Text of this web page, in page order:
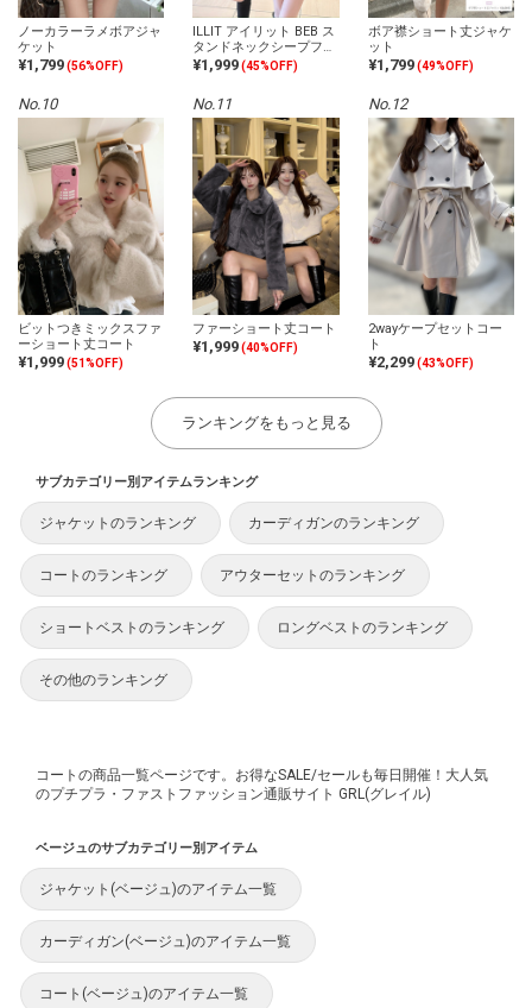
ノーカラーラメボアジャ
ケット
¥1,799(56%OFF)
ILLIT アイリット BEB ス
タンドネックシープファ
ーブルゾン
¥1,999 (45%OFF)
ボア襟ショート丈ジャケ
ット
¥1,799 (49%OFF)
No.10
ビットつきミックスファ
ーショート丈コート
¥1,999(51%OFF)
No.11
ファーショート丈コート
¥1,999 (40%OFF)
No.12
2wayケープセットコー
ト
¥2,299 (43%OFF)
ランキングをもっと見る
サブカテゴリー別アイテムランキング
ジャケットのランキング カーディガンのランキング
コートのランキング アウターセットのランキング
ショートベストのランキング ロングベストのランキング
その他のランキング
コートの商品一覧ページです。お得なSALE/セールも毎日開催！大人気
のプチプラ・ファストファッション通販サイト GRL(グレイル)
ベージュのサブカテゴリー別アイテム
ジャケット(ベージュ)のアイテム一覧
カーディガン(ベージュ)のアイテム一覧
コート(ベージュ)のアイテム一覧